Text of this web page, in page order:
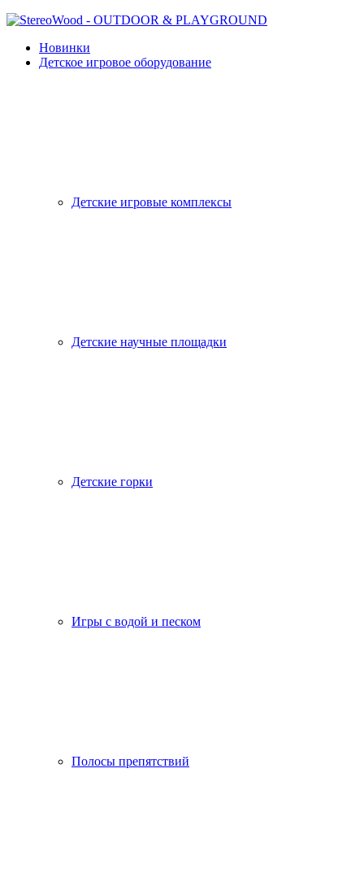
Новинки
Детское игровое оборудование
Детские игровые комплексы
Детские научные площадки
Детские горки
Игры с водой и песком
Полосы препятствий